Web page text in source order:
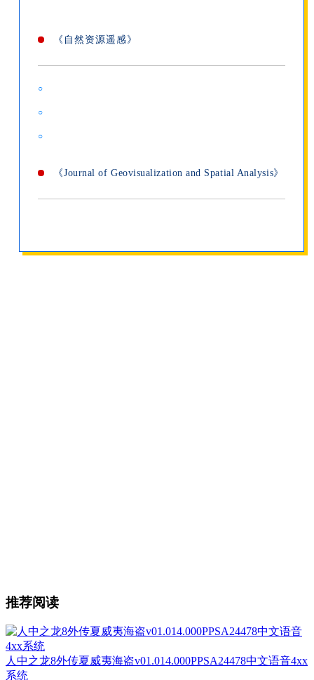
《自然资源遥感》
○
○
○
《Journal of Geovisualization and Spatial Analysis》
推荐阅读
人中之龙8外传夏威夷海盗v01.014.000PPSA24478中文语音4xx
系统